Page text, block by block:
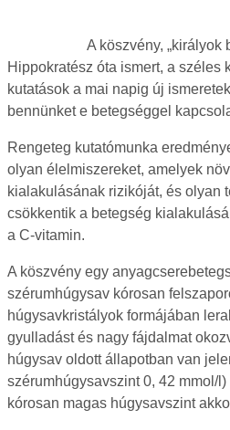
A köszvény, „királyok
Hippokratész óta ismert, a széles
kutatások a mai napig új
bennünket e betegséggel
Rengeteg kutatómunka
olyan élelmiszereket, amelyek
kialakulásának rizikóját, és olyan
csökkentik a betegség
a C-vitamin.
A köszvény egy
szérumhúgysav kórosan
húgysavkristályok formájában
gyulladást és nagy fájdalmat
húgysav oldott állapotban van
szérumhúgysavszint 0, 42 mmol/
kórosan magas húgysavszint